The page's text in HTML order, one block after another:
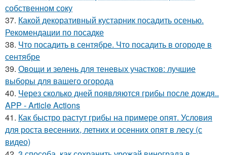
собственном соку
37. Какой декоративный кустарник посадить осенью.
Рекомендации по посадке
38. Что посадить в сентябре. Что посадить в огороде в
сентябре
39. Овощи и зелень для теневых участков: лучшие
выборы для вашего огорода
40. Через сколько дней появляются грибы после дождя..
APP - Article Actions
41. Как быстро растут грибы на примере опят. Условия
для роста весенних, летних и осенних опят в лесу (с
видео)